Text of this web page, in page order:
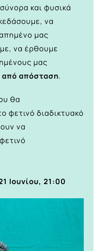
και φυσικά
να
μας
να έρθουμε
μας
από απόσταση.
θα
φετινό διαδικτυακό
να
Ιουνίου, 21:00